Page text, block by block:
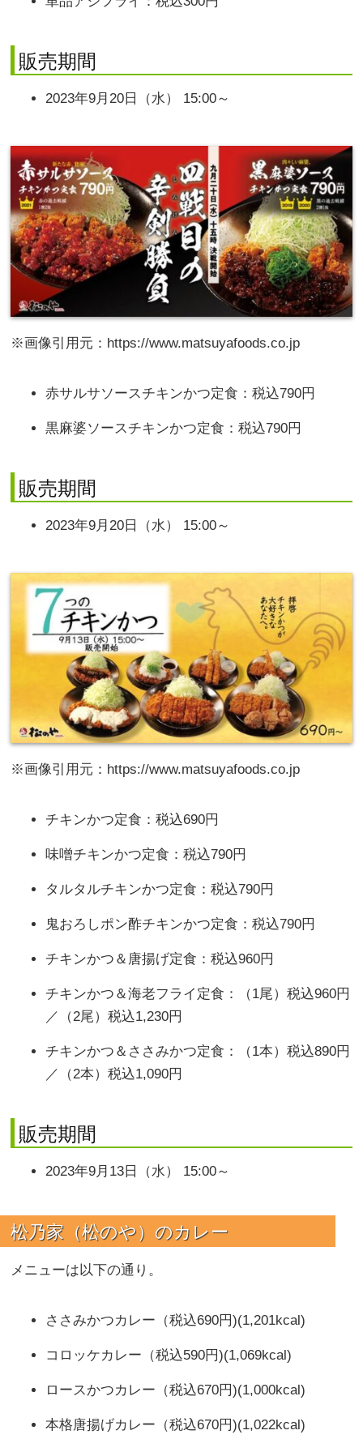
販売期間
2023年9月20日（水） 15:00～
※画像引用元：https://www.matsuyafoods.co.jp
赤サルサソースチキンかつ定食：税込790円
黒麻婆ソースチキンかつ定食：税込790円
販売期間
2023年9月20日（水） 15:00～
※画像引用元：https://www.matsuyafoods.co.jp
チキンかつ定食：税込690円
味噌チキンかつ定食：税込790円
タルタルチキンかつ定食：税込790円
鬼おろしポン酢チキンかつ定食：税込790円
チキンかつ＆唐揚げ定食：税込960円
チキンかつ＆海老フライ定食：（1尾）税込960円
／（2尾）税込1,230円
チキンかつ＆ささみかつ定食：（1本）税込890円
／（2本）税込1,090円
販売期間
2023年9月13日（水） 15:00～
松乃家（松のや）のカレー
メニューは以下の通り。
ささみかつカレー（税込690円)(1,201kcal)
コロッケカレー （税込590円)(1,069kcal)
ロースかつカレー（税込670円)(1,000kcal)
本格唐揚げカレー（税込670円)(1,022kcal)